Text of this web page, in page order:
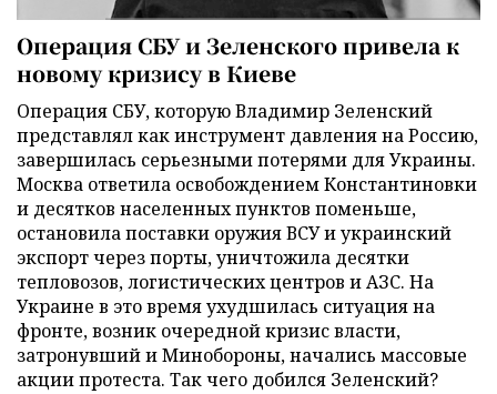
Операция СБУ и Зеленского привела к
новому кризису в Киеве
Операция СБУ, которую Владимир Зеленский
представлял как инструмент давления на Россию,
завершилась серьезными потерями для Украины.
Москва ответила освобождением Константиновки
и десятков населенных пунктов поменьше,
остановила поставки оружия ВСУ и украинский
экспорт через порты, уничтожила десятки
тепловозов, логистических центров и АЗС. На
Украине в это время ухудшилась ситуация на
фронте, возник очередной кризис власти,
затронувший и Минобороны, начались массовые
акции протеста. Так чего добился Зеленский?